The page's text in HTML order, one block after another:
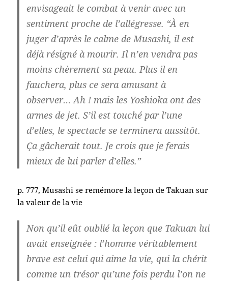
envisageait le combat à venir avec un
sentiment proche de l’allégresse. “À en
juger d’après le calme de Musashi, il est
déjà résigné à mourir. Il n’en vendra pas
moins chèrement sa peau. Plus il en
fauchera, plus ce sera amusant à
observer… Ah ! mais les Yoshioka ont des
armes de jet. S’il est touché par l’une
d’elles, le spectacle se terminera aussitôt.
Ça gâcherait tout. Je crois que je ferais
mieux de lui parler d’elles.”
p. 777, Musashi se remémore la leçon de Takuan sur
la valeur de la vie
Non qu’il eût oublié la leçon que Takuan lui
avait enseignée : l’homme véritablement
brave est celui qui aime la vie, qui la chérit
comme un trésor qu’une fois perdu l’on ne